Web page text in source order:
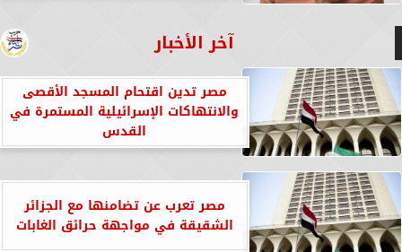
آخر الأخبار
مصر تدين اقتحام المسجد الأقصى
والانتهاكات الإسرائيلية المستمرة في
القدس
مصر تعرب عن تضامنها مع الجزائر
الشقيقة في مواجهة حرائق الغابات